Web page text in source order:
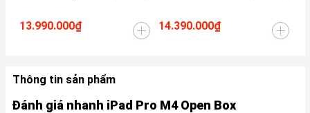
13.990.000₫ 14.390.000₫
Thông tin sản phẩm
Đánh giá nhanh iPad Pro M4 Open Box